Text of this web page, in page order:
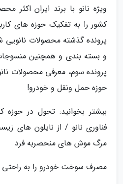
ویژه نانو با برند ایران اکثر
کشور را به تفکیک حوزه های
پرونده گذشته محصولات
و بسته بندی و همچنین
پرونده سوم، معرفی محصولات
حوزه حمل ونقل و خودرو!
بیشتر بخوانید: تحول در حوزه
فناوری نانو / از نایلون های
مرگ موش های منحصربه فرد
مصرف سوخت خودرو را به